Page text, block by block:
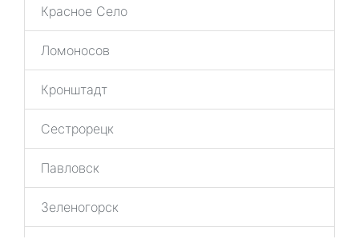
Красное Село
Ломоносов
Кронштадт
Сестрорецк
Павловск
Зеленогорск